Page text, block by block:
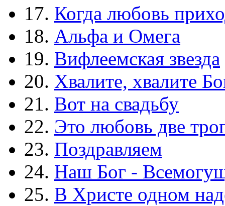
17. Когда любовь
18. Альфа и Омега
19. Вифлеемская звезда
20. Хвалите, хвалите
21. Вот на свадьбу
22. Это любовь две
23. Поздравляем
24. Наш Бог -
25. В Христе одном